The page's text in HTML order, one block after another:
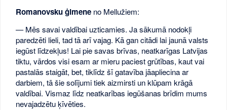
Romanovsku ģimene no Mellužiem:
— Mēs savai valdībai uzticamies. Ja sākumā nodokļi
paredzēti lieli, tad tā arī vajag. Kā gan citādi lai jaunā valsts
iegūst līdzekļus! Lai pie savas brīvas, neatkarīgas Latvijas
tiktu, vārdos visi esam ar mieru paciest grūtības, kaut vai
pastalās staigāt, bet, tiklīdz šī gatavība jāapliecina ar
darbiem, tā šie solījumi tiek aizmirsti un klūpam krāgā
valdībai. Vismaz līdz neatkarības iegūšanas brīdim mums
nevajadzētu ķīvēties.